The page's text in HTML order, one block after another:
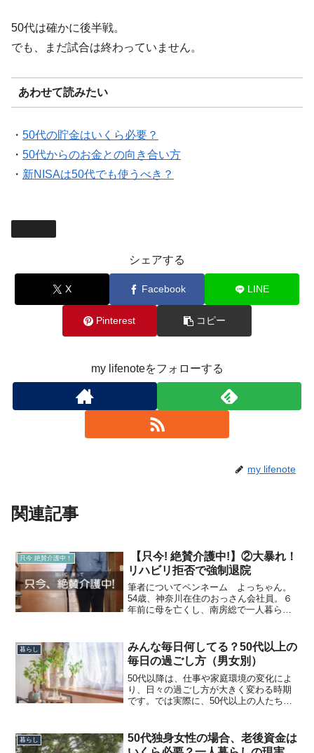
50代は確かに後半戦。
でも、まだ試合は終わっていません。
あわせて読みたい
・ 50代の貯金はいくら必要？
・ 50代からのお金との向き合い方
・ 新NISAは50代でも使うべき？
シェアする
X Facebook LINE
Pinterest コピー
my lifenoteをフォローする
my lifenote
関連記事
只今 絶賛介護中！
【只今! 絶賛介護中!】②大暴れ！
リハビリ拒否で強制退院
筆者についてペンネーム よっちゃん。
54歳、神奈川在住のおっさん会社員。６
年前に母を亡くし、南房総で一人暮らし
月曜日更新予定。病院から逃走年齢が年
齢だけに、私も担当医...
暮らし
みんな毎日何してる？50代以上の
毎日の過ごし方（男女別）
50代以降は、仕事や家庭環境の変化によ
り、日々の過ごし方が大きく変わる時期
です。では実際に、50代以上の人たちは
生活基本調査」による生活時間データを
基に、内閣府 の「高...
暮らし
50代独身女性の場合、老後資金は